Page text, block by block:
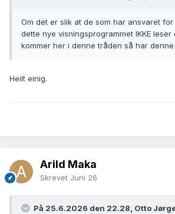
Om det er slik at de som har ansvaret
dette nye visningsprogrammet IKKE
kommer her i denne tråden så har
Heilt einig.
Arild Maka
Skrevet Juni 26
På 25.6.2026 den 22.28, Otto